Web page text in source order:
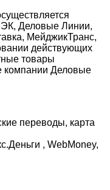
Деловые Линии,
МейджикТранс,
действующих
товары
компании Деловые
переводы, карта
, WebMoney,